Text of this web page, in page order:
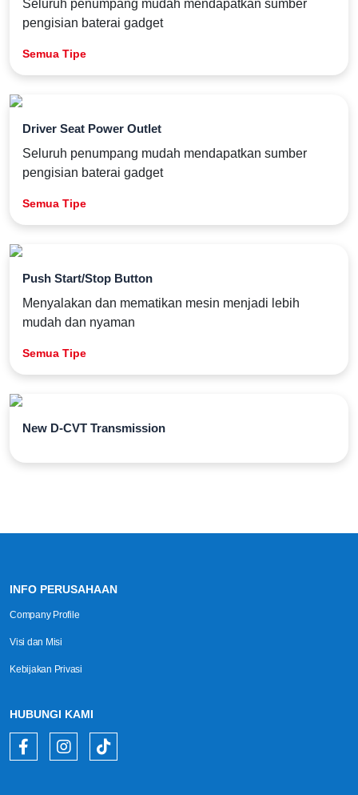
Seluruh penumpang mudah mendapatkan sumber
pengisian baterai gadget
Semua Tipe
Driver Seat Power Outlet
Seluruh penumpang mudah mendapatkan sumber
pengisian baterai gadget
Semua Tipe
Push Start/Stop Button
Menyalakan dan mematikan mesin menjadi lebih
mudah dan nyaman
Semua Tipe
New D-CVT Transmission
INFO PERUSAHAAN
Company Profile
Visi dan Misi
Kebijakan Privasi
HUBUNGI KAMI